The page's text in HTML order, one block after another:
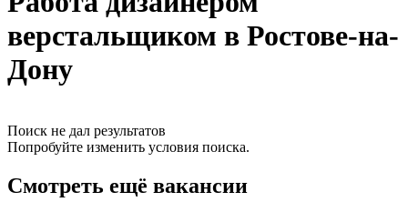
верстальщиком в Ростове-на-
Дону
Поиск не дал результатов
Попробуйте изменить условия поиска.
Смотреть ещё вакансии